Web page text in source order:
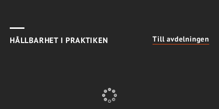
HÅLLBARHET I PRAKTIKEN Till avdelningen